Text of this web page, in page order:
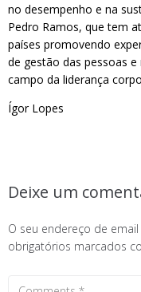
no desempenho e na
Pedro Ramos, que tem
países promovendo
de gestão das pessoas
campo da liderança
Ígor Lopes
Deixe um
O seu endereço de
obrigatórios marcados